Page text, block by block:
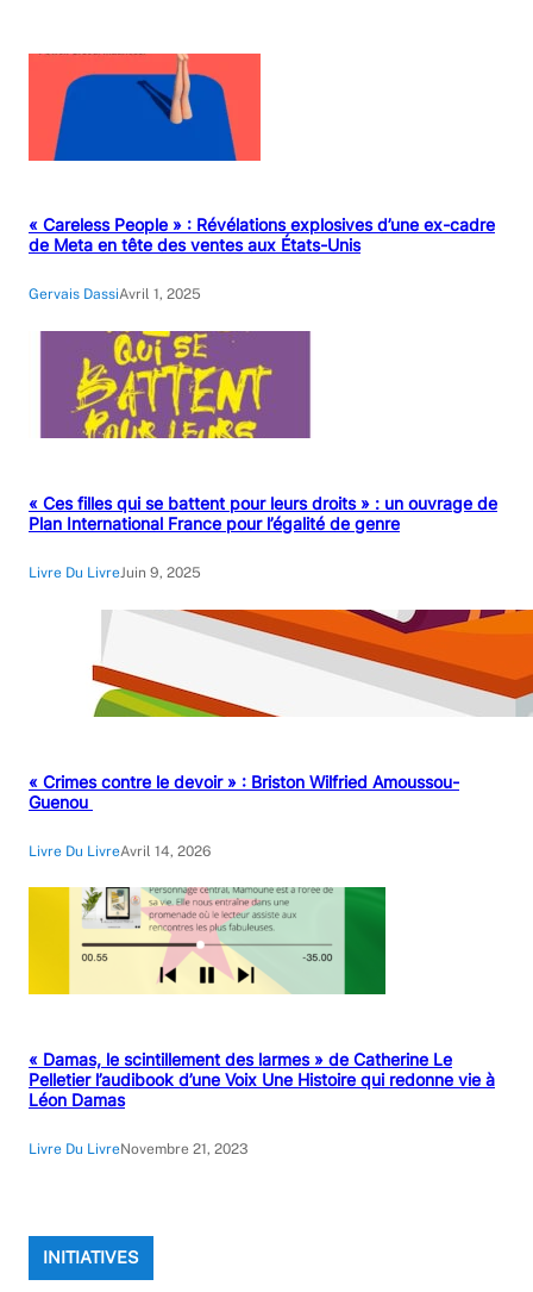
« Careless People » : Révélations explosives d’une ex-cadre
de Meta en tête des ventes aux États-Unis
Gervais DassiAvril 1, 2025
« Ces filles qui se battent pour leurs droits » : un ouvrage de
Plan International France pour l’égalité de genre
Livre Du LivreJuin 9, 2025
« Crimes contre le devoir » : Briston Wilfried Amoussou-
Guenou
Livre Du LivreAvril 14, 2026
« Damas, le scintillement des larmes » de Catherine Le
Pelletier l’audibook d’une Voix Une Histoire qui redonne vie à
Léon Damas
Livre Du LivreNovembre 21, 2023
INITIATIVES